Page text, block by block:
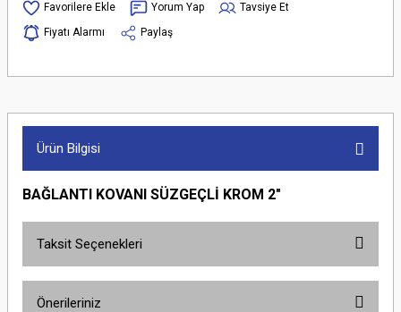
Yorum Yap
Tavsiye Et
Fiyatı Alarmı
Paylaş
Ürün Bilgisi
BAĞLANTI KOVANI SÜZGEÇLİ KROM 2"
Taksit Seçenekleri
Önerileriniz